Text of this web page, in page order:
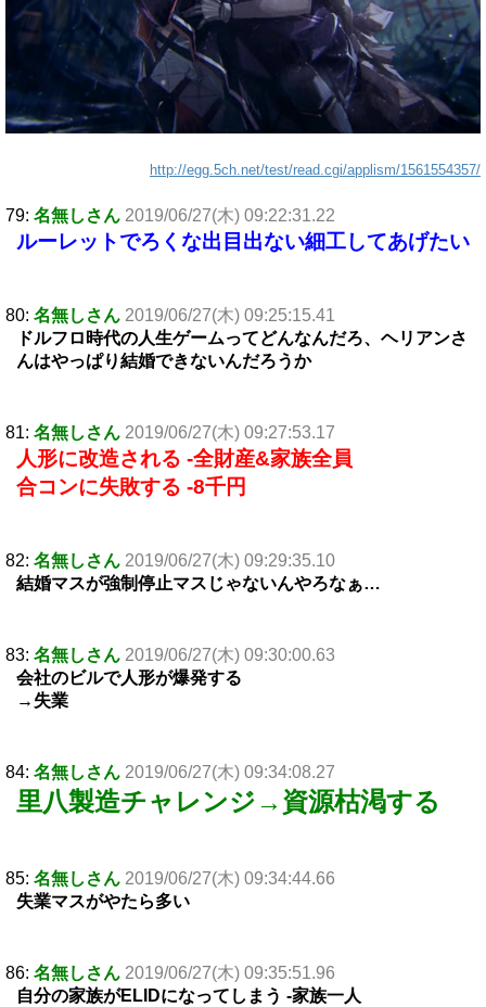
http://egg.5ch.net/test/read.cgi/applism/1561554357/
79: 名無しさん 2019/06/27(木) 09:22:31.22
ルーレットでろくな出目出ない細工してあげたい
80: 名無しさん 2019/06/27(木) 09:25:15.41
ドルフロ時代の人生ゲームってどんなんだろ、ヘリアンさ
んはやっぱり結婚できないんだろうか
81: 名無しさん 2019/06/27(木) 09:27:53.17
人形に改造される -全財産&家族全員
合コンに失敗する -8千円
82: 名無しさん 2019/06/27(木) 09:29:35.10
結婚マスが強制停止マスじゃないんやろなぁ…
83: 名無しさん 2019/06/27(木) 09:30:00.63
会社のビルで人形が爆発する
→失業
84: 名無しさん 2019/06/27(木) 09:34:08.27
里八製造チャレンジ→資源枯渇する
85: 名無しさん 2019/06/27(木) 09:34:44.66
失業マスがやたら多い
86: 名無しさん 2019/06/27(木) 09:35:51.96
自分の家族がELIDになってしまう -家族一人